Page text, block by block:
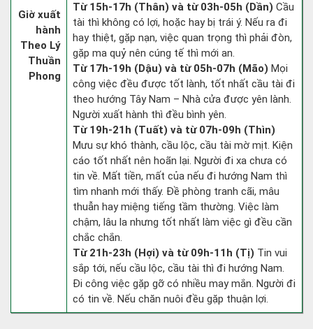
Giờ xuất
hành
Theo Lý
Thuần
Phong
Từ 15h-17h (Thân) và từ 03h-05h (Dần) Cầu
tài thì không có lợi, hoặc hay bị trái ý. Nếu ra đi
hay thiệt, gặp nạn, việc quan trọng thì phải đòn,
gặp ma quỷ nên cúng tế thì mới an.
Từ 17h-19h (Dậu) và từ 05h-07h (Mão) Mọi
công việc đều được tốt lành, tốt nhất cầu tài đi
theo hướng Tây Nam – Nhà cửa được yên lành.
Người xuất hành thì đều bình yên.
Từ 19h-21h (Tuất) và từ 07h-09h (Thìn)
Mưu sự khó thành, cầu lộc, cầu tài mờ mịt. Kiện
cáo tốt nhất nên hoãn lại. Người đi xa chưa có
tin về. Mất tiền, mất của nếu đi hướng Nam thì
tìm nhanh mới thấy. Đề phòng tranh cãi, mâu
thuẫn hay miệng tiếng tầm thường. Việc làm
chậm, lâu la nhưng tốt nhất làm việc gì đều cần
chắc chắn.
Từ 21h-23h (Hợi) và từ 09h-11h (Tị) Tin vui
sắp tới, nếu cầu lộc, cầu tài thì đi hướng Nam.
Đi công việc gặp gỡ có nhiều may mắn. Người đi
có tin về. Nếu chăn nuôi đều gặp thuận lợi.